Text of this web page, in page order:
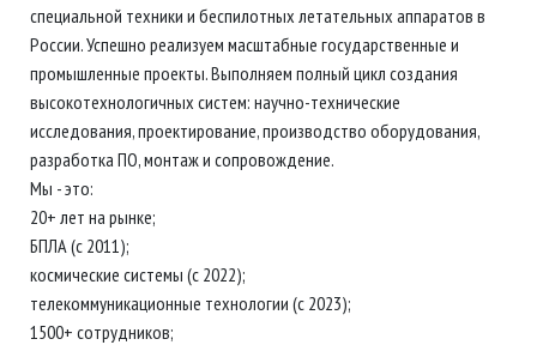
специальной техники и беспилотных летательных аппаратов в
России. Успешно реализуем масштабные государственные и
промышленные проекты. Выполняем полный цикл создания
высокотехнологичных систем: научно-технические
исследования, проектирование, производство оборудования,
разработка ПО, монтаж и сопровождение.
Мы - это:
20+ лет на рынке;
БПЛА (с 2011);
космические системы (с 2022);
телекоммуникационные технологии (с 2023);
1500+ сотрудников;